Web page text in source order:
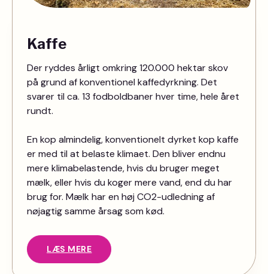
Kaffe
Der ryddes årligt omkring 120.000 hektar skov
på grund af konventionel kaffedyrkning. Det
svarer til ca. 13 fodboldbaner hver time, hele året
rundt.
En kop almindelig, konventionelt dyrket kop kaffe
er med til at belaste klimaet. Den bliver endnu
mere klimabelastende, hvis du bruger meget
mælk, eller hvis du koger mere vand, end du har
brug for. Mælk har en høj CO2-udledning af
nøjagtig samme årsag som kød.
LÆS MERE